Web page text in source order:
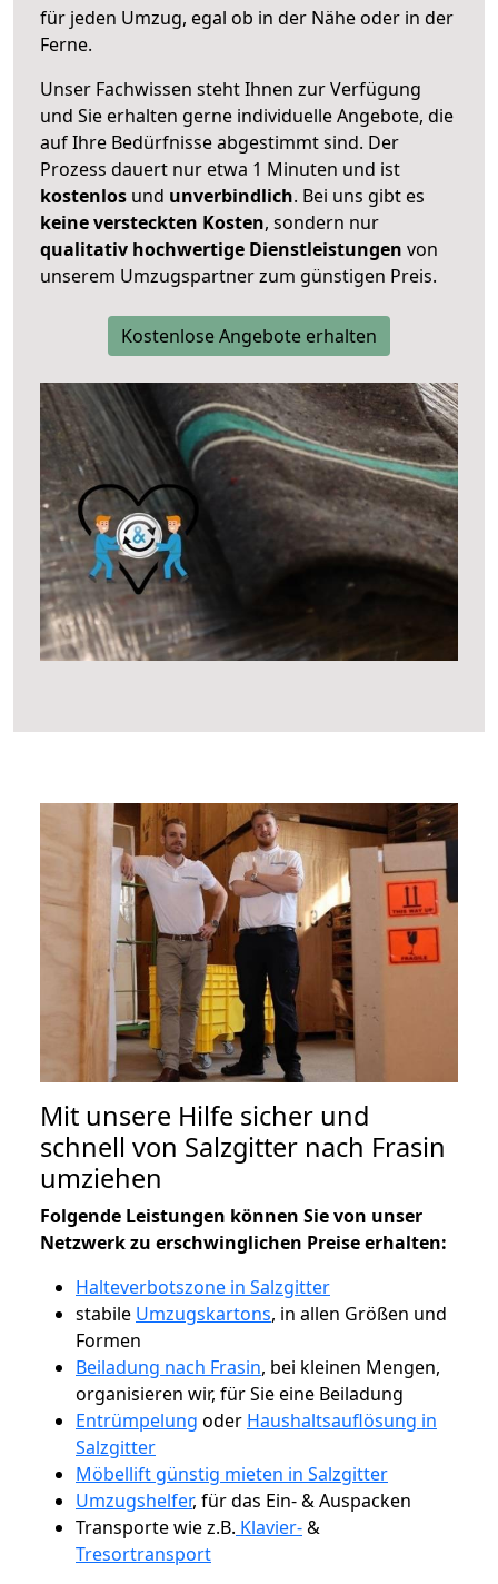
für jeden Umzug, egal ob in der Nähe oder in der
Ferne.
Unser Fachwissen steht Ihnen zur Verfügung
und Sie erhalten gerne individuelle Angebote, die
auf Ihre Bedürfnisse abgestimmt sind. Der
Prozess dauert nur etwa 1 Minuten und ist
kostenlos und unverbindlich. Bei uns gibt es
keine versteckten Kosten, sondern nur
qualitativ hochwertige Dienstleistungen von
unserem Umzugspartner zum günstigen Preis.
Kostenlose Angebote erhalten
Mit unsere Hilfe sicher und
schnell von Salzgitter nach Frasin
umziehen
Folgende Leistungen können Sie von unser
Netzwerk zu erschwinglichen Preise erhalten:
Halteverbotszone in Salzgitter
stabile Umzugskartons, in allen Größen und
Formen
Beiladung nach Frasin, bei kleinen Mengen,
organisieren wir, für Sie eine Beiladung
Entrümpelung oder Haushaltsauflösung in
Salzgitter
Möbellift günstig mieten in Salzgitter
Umzugshelfer, für das Ein- & Auspacken
Transporte wie z.B. Klavier-&
Tresortransport